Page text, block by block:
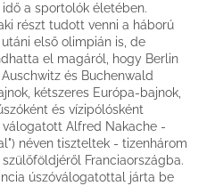
a sportolók életében.
részt tudott venni a háború
első olimpián is, de
el magáról, hogy Berlin
és Buchenwald
kétszeres Európa-bajnok,
és vízipólósként
Alfred Nakache -
néven tiszteltek - tizenhárom
Franciaországba.
úszóválogatottal járta be